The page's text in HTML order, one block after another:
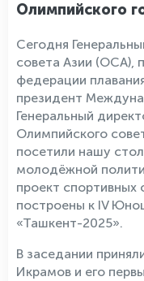
Олимпийского
Сегодня
совета Азии (ОСА),
федерации
президент
Генеральный
Олимпийского
посетили нашу
молодёжной
проект спортивных
построены к IV
«Ташкент-2025».
В заседании
Икрамов и его